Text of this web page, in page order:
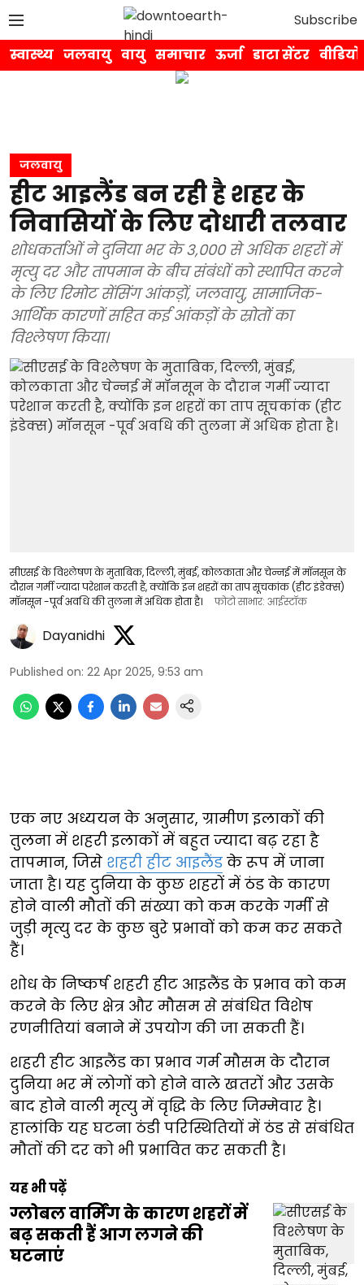
Subscribe
स्वास्थ्य जलवायु वायु समाचार ऊर्जा डाटा सेंटर वीडियो
जलवायु
हीट आइलैंड बन रही है शहर के
निवासियों के लिए दोधारी तलवार
शोधकर्ताओं ने दुनिया भर के 3,000 से अधिक शहरों में
मृत्यु दर और तापमान के बीच संबंधों को स्थापित करने
के लिए रिमोट सेंसिंग आंकड़ों, जलवायु, सामाजिक-
आर्थिक कारणों सहित कई आंकड़ों के स्रोतों का
विश्लेषण किया।
सीएसई के विश्लेषण के मुताबिक, दिल्ली, मुंबई, कोलकाता और चेन्नई में मॉनसून के
दौरान गर्मी ज्यादा परेशान करती है, क्योंकि इन शहरों का ताप सूचकांक (हीट इंडेक्स)
मॉनसून -पूर्व अवधि की तुलना में अधिक होता है।
फोटो साभार: आईस्टॉक
Dayanidhi
Published on: 22 Apr 2025, 9:53 am
एक नए अध्ययन के अनुसार, ग्रामीण इलाकों की
तुलना में शहरी इलाकों में बहुत ज्यादा बढ़ रहा है
तापमान, जिसे शहरी हीट आइलैंड के रूप में जाना
जाता है। यह दुनिया के कुछ शहरों में ठंड के कारण
होने वाली मौतों की संख्या को कम करके गर्मी से
जुड़ी मृत्यु दर के कुछ बुरे प्रभावों को कम कर सकते
हैं।
शोध के निष्कर्ष शहरी हीट आइलैंड के प्रभाव को कम
करने के लिए क्षेत्र और मौसम से संबंधित विशेष
रणनीतियां बनाने में उपयोग की जा सकती हैं।
शहरी हीट आइलैंड का प्रभाव गर्म मौसम के दौरान
दुनिया भर में लोगों को होने वाले खतरों और उसके
बाद होने वाली मृत्यु में वृद्धि के लिए जिम्मेवार है।
हालांकि यह घटना ठंडी परिस्थितियों में ठंड से संबंधित
मौतों की दर को भी प्रभावित कर सकती है।
यह भी पढ़ें
ग्लोबल वार्मिंग के कारण शहरों में
बढ़ सकती हैं आग लगने की
घटनाएं